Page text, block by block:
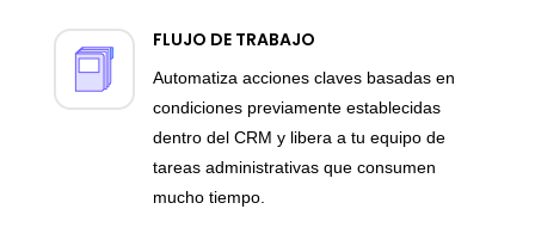
FLUJO DE TRABAJO
Automatiza acciones claves basadas en
condiciones previamente establecidas
dentro del CRM y libera a tu equipo de
tareas administrativas que consumen
mucho tiempo.